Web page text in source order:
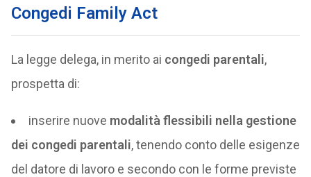
Congedi Family Act
La legge delega, in merito ai congedi parentali,
prospetta di:
inserire nuove modalità flessibili nella gestione
dei congedi parentali, tenendo conto delle esigenze
del datore di lavoro e secondo con le forme previste